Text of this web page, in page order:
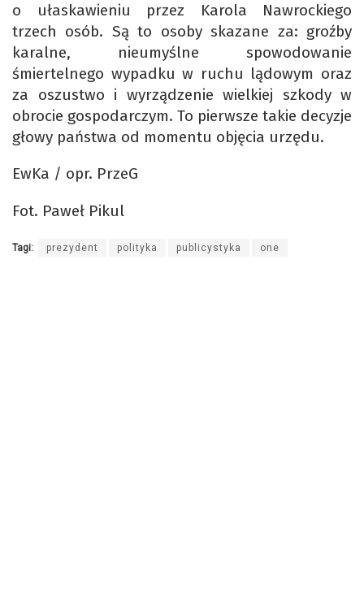
o ułaskawieniu przez Karola Nawrockiego
trzech osób. Są to osoby skazane za: groźby
karalne, nieumyślne spowodowanie
śmiertelnego wypadku w ruchu lądowym oraz
za oszustwo i wyrządzenie wielkiej szkody w
obrocie gospodarczym. To pierwsze takie decyzje
głowy państwa od momentu objęcia urzędu.
EwKa / opr. PrzeG
Fot. Paweł Pikul
Tagi: prezydent polityka publicystyka one